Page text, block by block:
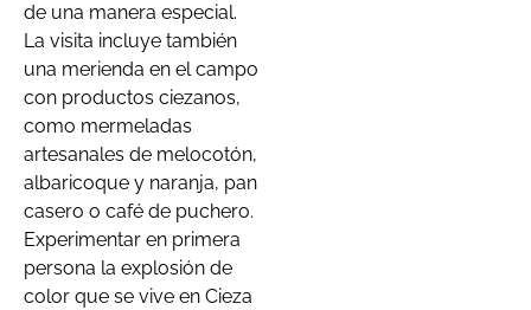
de una manera especial.
La visita incluye también
una merienda en el campo
con productos ciezanos,
como mermeladas
artesanales de melocotón,
albaricoque y naranja, pan
casero o café de puchero.
Experimentar en primera
persona la explosión de
color que se vive en Cieza